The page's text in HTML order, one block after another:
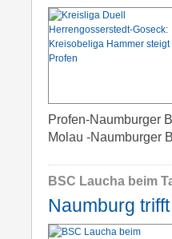
Profen-Naumburger
Molau -Naumburger
BSC Laucha beim
Naumburg